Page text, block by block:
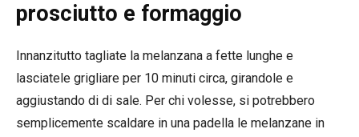
prosciutto e formaggio
Innanzitutto tagliate la melanzana a fette lunghe e
lasciatele grigliare per 10 minuti circa, girandole e
aggiustando di di sale. Per chi volesse, si potrebbero
semplicemente scaldare in una padella le melanzane in